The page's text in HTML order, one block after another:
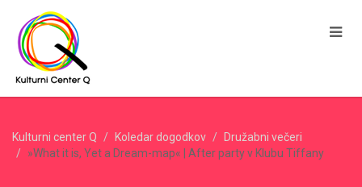
Kulturni center Q Koledar dogodkov
Družabni večeri
»What it is, Yet a Dream-map« | After party v Klubu Tiffany